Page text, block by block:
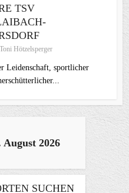
TSV
Toni Hötzelsperger
Leidenschaft, sportlicher
August 2026
SUCHEN